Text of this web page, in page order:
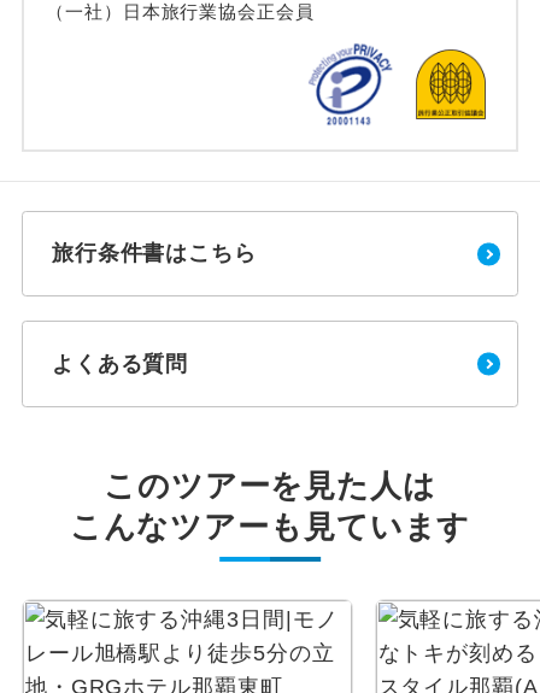
（一社）日本旅行業協会正会員
旅行条件書はこちら
よくある質問
このツアーを見た人は
こんなツアーも見ています